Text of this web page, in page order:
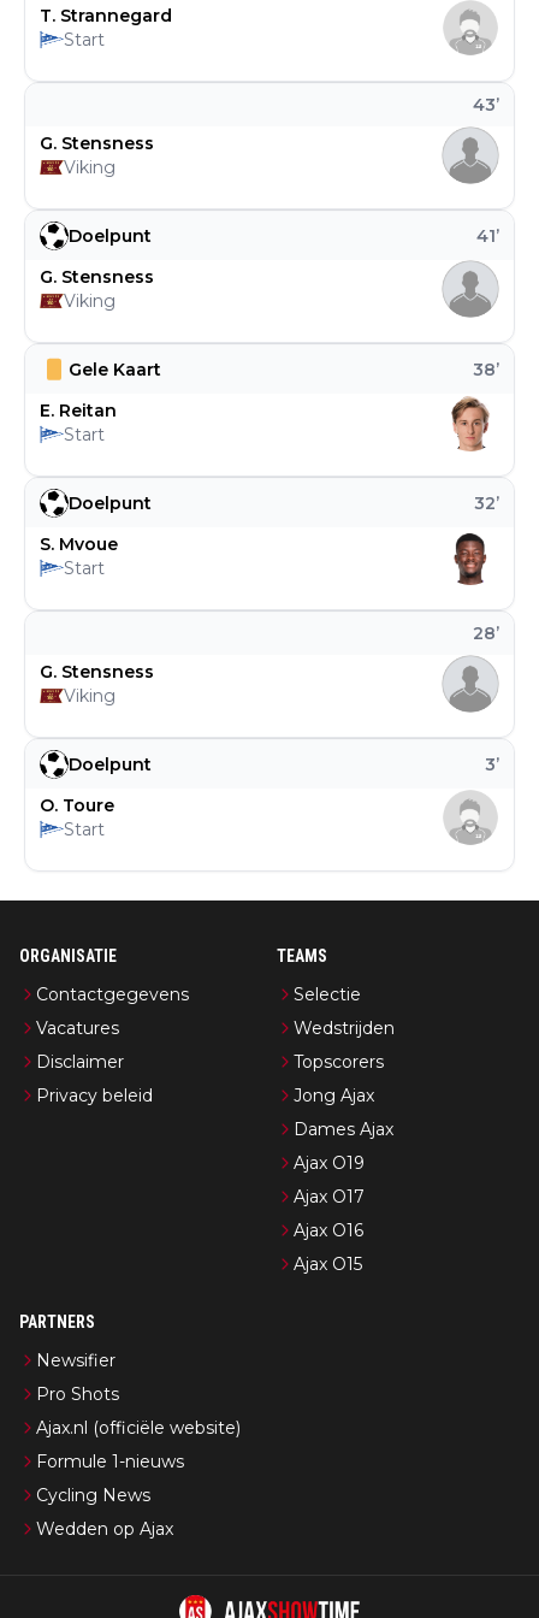
Doelpunt 3’
O. Toure
Start
28’
G. Stensness
Viking
Doelpunt 32’
S. Mvoue
Start
Gele Kaart 38’
E. Reitan
Start
Doelpunt 41’
G. Stensness
Viking
43’
G. Stensness
Viking
T. Strannegard
Start
ORGANISATIE
Contactgegevens
Vacatures
Disclaimer
Privacy beleid
TEAMS
Selectie
Wedstrijden
Topscorers
Jong Ajax
Dames Ajax
Ajax O19
Ajax O17
Ajax O16
Ajax O15
PARTNERS
Newsifier
Pro Shots
Ajax.nl (officiële website)
Formule 1-nieuws
Cycling News
Wedden op Ajax